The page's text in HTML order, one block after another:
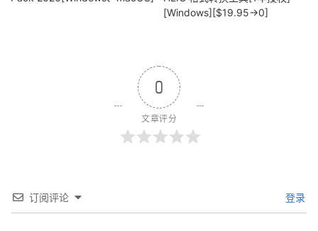
[Windows][$19.95→0]
0
文章评分
订阅评论 登录